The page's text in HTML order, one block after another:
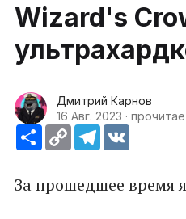
Wizard's
Дмитрий Карнов
16 Авг. 2023 ·
Ресурс
Copy
Link
Telegram
VK
За прошедшее время